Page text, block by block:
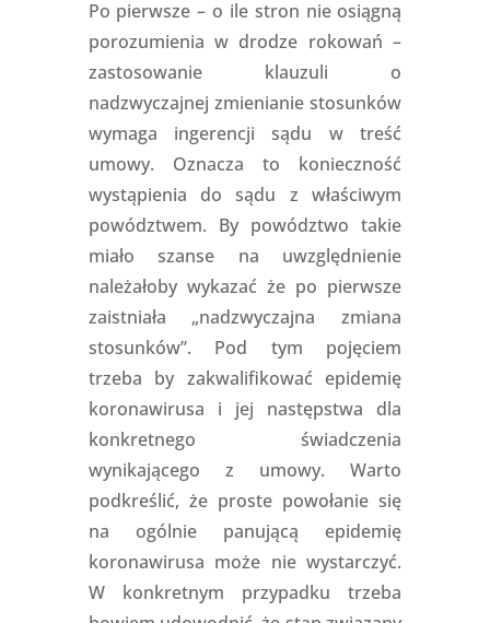
Po pierwsze – o ile stron nie osiągną
porozumienia w drodze rokowań –
zastosowanie klauzuli o
nadzwyczajnej zmienianie stosunków
wymaga ingerencji sądu w treść
umowy. Oznacza to konieczność
wystąpienia do sądu z właściwym
powództwem. By powództwo takie
miało szanse na uwzględnienie
należałoby wykazać że po pierwsze
zaistniała „nadzwyczajna zmiana
stosunków”. Pod tym pojęciem
trzeba by zakwalifikować epidemię
koronawirusa i jej następstwa dla
konkretnego świadczenia
wynikającego z umowy. Warto
podkreślić, że proste powołanie się
na ogólnie panującą epidemię
koronawirusa może nie wystarczyć.
W konkretnym przypadku trzeba